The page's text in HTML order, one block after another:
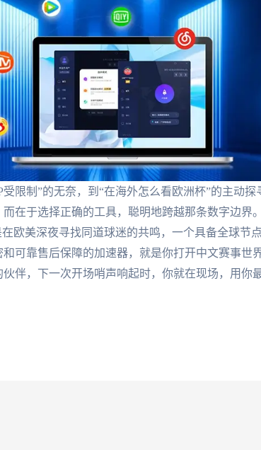
限制”的无奈，到“在海外怎么看欧洲杯”的主动
在于选择正确的工具，聪明地跨越那条数字边界
在欧美深夜寻找同道球迷的共鸣，一个具备全球节
可靠售后保障的加速器，就是你打开中文赛事世
伴，下一次开场哨声响起时，你就在现场，用你